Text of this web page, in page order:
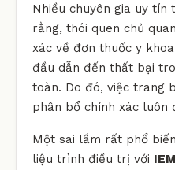
Nhiều chuyên gia uy tín
rằng, thói quen chủ
xác về đơn thuốc y
đầu dẫn đến thất bại
toàn. Do đó, việc trang
phân bổ chính xác luôn
Một sai lầm rất phổ
liệu trình điều trị với